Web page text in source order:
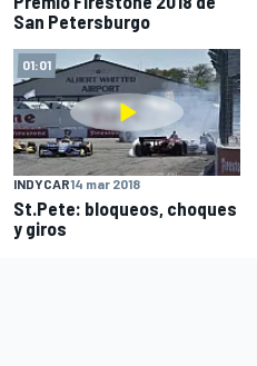
San Petersburgo
01:01
INDYCAR14 mar 2018
St.Pete: bloqueos, choques
y giros